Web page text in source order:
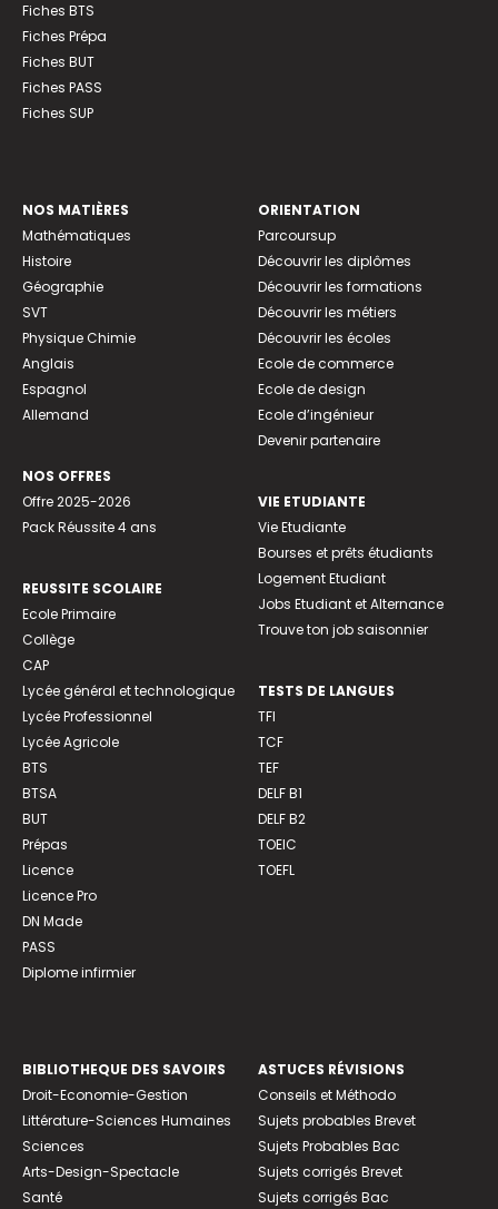
Fiches BTS
Fiches Prépa
Fiches BUT
Fiches PASS
Fiches SUP
NOS MATIÈRES
Mathématiques
Histoire
Géographie
SVT
Physique Chimie
Anglais
Espagnol
Allemand
NOS OFFRES
Offre 2025-2026
Pack Réussite 4 ans
REUSSITE SCOLAIRE
Ecole Primaire
Collège
CAP
Lycée général et technologique
Lycée Professionnel
Lycée Agricole
BTS
BTSA
BUT
Prépas
Licence
Licence Pro
DN Made
PASS
Diplome infirmier
ORIENTATION
Parcoursup
Découvrir les diplômes
Découvrir les formations
Découvrir les métiers
Découvrir les écoles
Ecole de commerce
Ecole de design
Ecole d’ingénieur
Devenir partenaire
VIE ETUDIANTE
Vie Etudiante
Bourses et prêts étudiants
Logement Etudiant
Jobs Etudiant et Alternance
Trouve ton job saisonnier
TESTS DE LANGUES
TFI
TCF
TEF
DELF B1
DELF B2
TOEIC
TOEFL
BIBLIOTHEQUE DES SAVOIRS
Droit-Economie-Gestion
Littérature-Sciences Humaines
Sciences
Arts-Design-Spectacle
Santé
ASTUCES RÉVISIONS
Conseils et Méthodo
Sujets probables Brevet
Sujets Probables Bac
Sujets corrigés Brevet
Sujets corrigés Bac